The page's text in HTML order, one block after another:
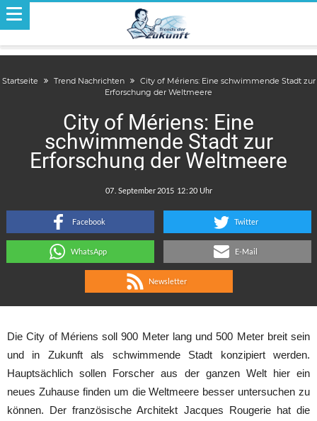
Startseite Trend Nachrichten
City of Mériens: Eine schwimmende Stadt zur
Erforschung der Weltmeere
City of Mériens: Eine
schwimmende Stadt zur
Erforschung der Weltmeere
:
Facebook Twitter
WhatsApp E-Mail
Newsletter
Die City of Mériens soll 900 Meter lang und 500 Meter breit sein
und in Zukunft als schwimmende Stadt konzipiert werden.
Hauptsächlich sollen Forscher aus der ganzen Welt hier ein
neues Zuhause finden um die Weltmeere besser untersuchen zu
können. Der französische Architekt Jacques Rougerie hat die